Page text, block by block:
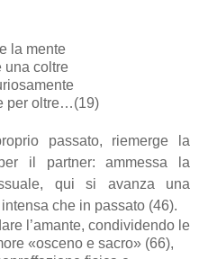
la mente
una coltre
per oltre…(19)
passato, riemerge la
il partner: ammessa la
qui si avanza una
che in passato (46).
l’amante, condividendo le
«osceno e sacro» (66),